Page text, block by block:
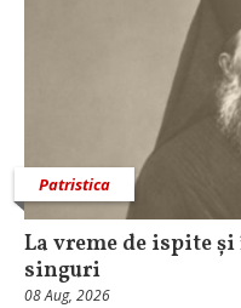
Patristica
La vreme de ispite
singuri
08 Aug, 2026